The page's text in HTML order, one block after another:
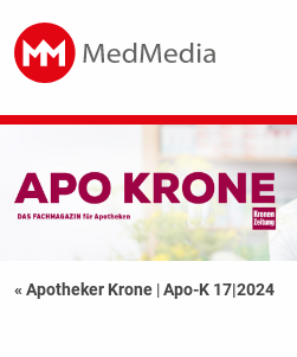
« Apotheker Krone |Apo-K 17|2024